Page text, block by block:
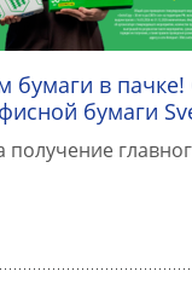
в пачке!
бумаги
получение